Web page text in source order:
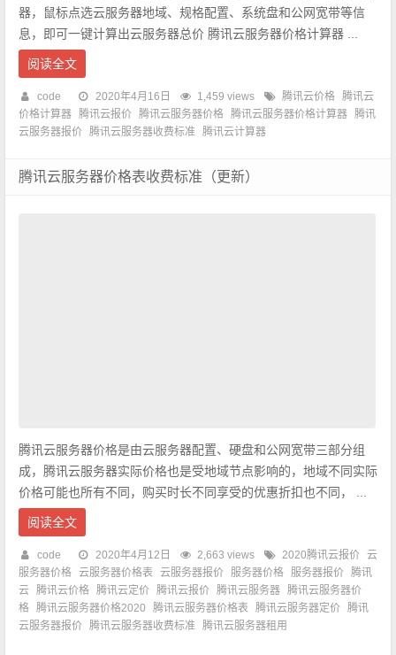
器，鼠标点选云服务器地域、规格配置、系统盘和公网宽带等信
息，即可一键计算出云服务器总价 腾讯云服务器价格计算器 ...
阅读全文
code 2020年4月16日 1,459 views 腾讯云价格 腾讯云
价格计算器 腾讯云报价 腾讯云服务器价格 腾讯云服务器价格计算器 腾讯
云服务器报价 腾讯云服务器收费标准 腾讯云计算器
腾讯云服务器价格表收费标准（更新）
腾讯云服务器价格是由云服务器配置、硬盘和公网宽带三部分组
成，腾讯云服务器实际价格也是受地域节点影响的，地域不同实际
价格可能也所有不同，购买时长不同享受的优惠折扣也不同， ...
阅读全文
code 2020年4月12日 2,663 views 2020腾讯云报价 云
服务器价格 云服务器价格表 云服务器报价 服务器价格 服务器报价 腾讯
云 腾讯云价格 腾讯云定价 腾讯云报价 腾讯云服务器 腾讯云服务器价
格 腾讯云服务器价格2020 腾讯云服务器价格表 腾讯云服务器定价 腾讯
云服务器报价 腾讯云服务器收费标准 腾讯云服务器租用